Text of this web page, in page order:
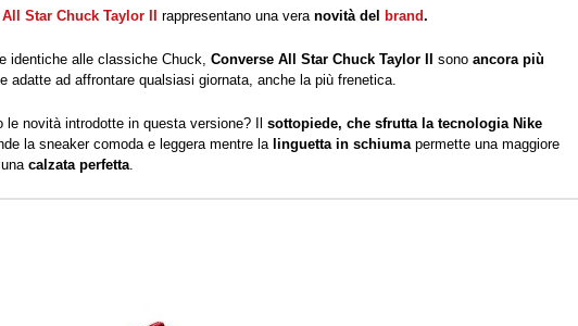
Star Chuck Taylor II rappresentano una vera novità del brand.
identiche alle classiche Chuck, Converse All Star Chuck Taylor II sono ancora più
e adatte ad affrontare qualsiasi giornata, anche la più frenetica.
le novità introdotte in questa versione? Il
sottopiede, che sfrutta la tecnologia Nike
la sneaker comoda e leggera mentre la linguetta in schiuma permette una maggiore
calzata perfetta